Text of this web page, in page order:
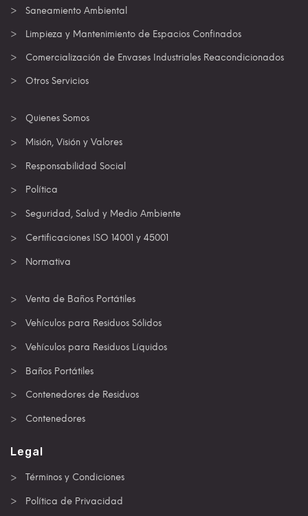
Saneamiento Ambiental
Limpieza y Mantenimiento de Espacios Confinados
Comercialización de Envases Industriales Reacondicionados
Otros Servicios
Quienes Somos
Misión, Visión y Valores
Responsabilidad Social
Política
Seguridad, Salud y Medio Ambiente
Certificaciones ISO 14001 y 45001
Normativa
Venta de Baños Portátiles
Vehículos para Residuos Sólidos
Vehículos para Residuos Líquidos
Baños Portátiles
Contenedores de Residuos
Contenedores
Legal
Términos y Condiciones
Política de Privacidad